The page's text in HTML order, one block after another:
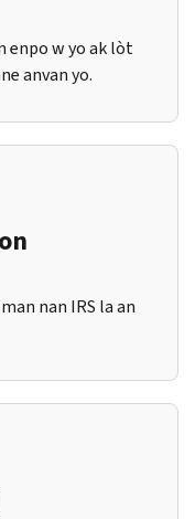
enpo w yo ak lòt
anvan yo.
nan IRS la an